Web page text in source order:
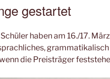
gestartet
haben am 16./17.
die Preisträger